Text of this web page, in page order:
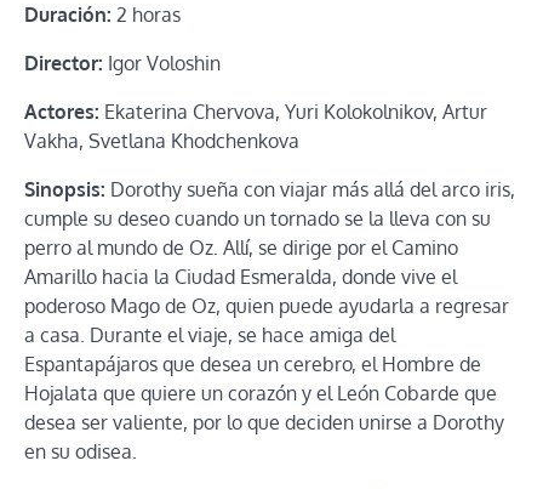
Duración: 2 horas
Director: Igor Voloshin
Actores: Ekaterina Chervova, Yuri Kolokolnikov, Artur
Vakha, Svetlana Khodchenkova
Sinopsis: Dorothy sueña con viajar más allá del arco iris,
cumple su deseo cuando un tornado se la lleva con su
perro al mundo de Oz. Allí, se dirige por el Camino
Amarillo hacia la Ciudad Esmeralda, donde vive el
poderoso Mago de Oz, quien puede ayudarla a regresar
a casa. Durante el viaje, se hace amiga del
Espantapájaros que desea un cerebro, el Hombre de
Hojalata que quiere un corazón y el León Cobarde que
desea ser valiente, por lo que deciden unirse a Dorothy
en su odisea.